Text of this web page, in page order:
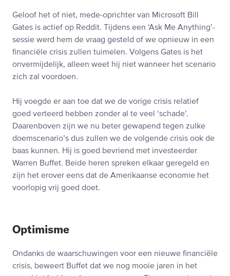
Geloof het of niet, mede-oprichter van Microsoft Bill
Gates is actief op Reddit. Tijdens een ‘Ask Me Anything’-
sessie werd hem de vraag gesteld of we opnieuw in een
financiële crisis zullen tuimelen. Volgens Gates is het
onvermijdelijk, alleen weet hij niet wanneer het scenario
zich zal voordoen.
Hij voegde er aan toe dat we de vorige crisis relatief
goed verteerd hebben zonder al te veel ‘schade’.
Daarenboven zijn we nu beter gewapend tegen zulke
doemscenario’s dus zullen we de volgende crisis ook de
baas kunnen. Hij is goed bevriend met investeerder
Warren Buffet. Beide heren spreken elkaar geregeld en
zijn het erover eens dat de Amerikaanse economie het
voorlopig vrij goed doet.
Optimisme
Ondanks de waarschuwingen voor een nieuwe financiële
crisis, beweert Buffet dat we nog mooie jaren in het